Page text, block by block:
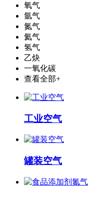
氧气
氩气
氮气
氦气
氢气
乙炔
一氧化碳
查看全部+
工业空气
罐装空气